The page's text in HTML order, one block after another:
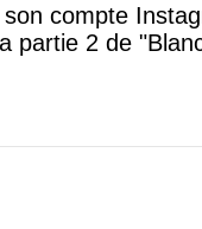
compte
partie 2 de